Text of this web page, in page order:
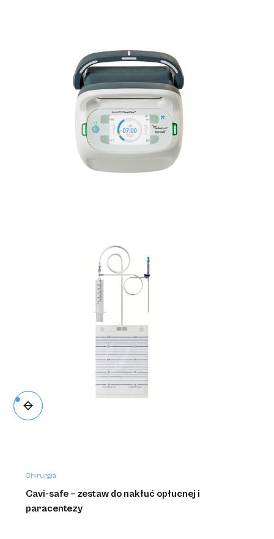
Anestezjologia i aparatura medyczna
Kendall SCD SmartFlow™
Chirurgia
Cavi-safe – zestaw do nakłuć opłucnej i
paracentezy